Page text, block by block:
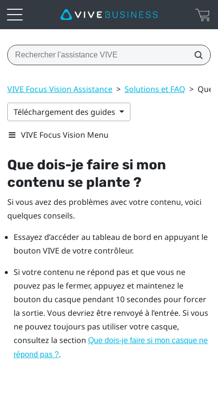
VIVE Focus Vision Assistance > Solutions et FAQ > Que
Téléchargement des guides
VIVE Focus Vision Menu
Que dois-je faire si mon
contenu se plante ?
Si vous avez des problèmes avec votre contenu, voici
quelques conseils.
Essayez d’accéder au tableau de bord en appuyant le
bouton VIVE de votre contrôleur.
Si votre contenu ne répond pas et que vous ne
pouvez pas le fermer, appuyez et maintenez le
bouton du casque pendant 10 secondes pour forcer
la sortie. Vous devriez être renvoyé à l’entrée. Si vous
ne pouvez toujours pas utiliser votre casque,
consultez la section Que dois-je faire si mon casque ne
répond pas ?.